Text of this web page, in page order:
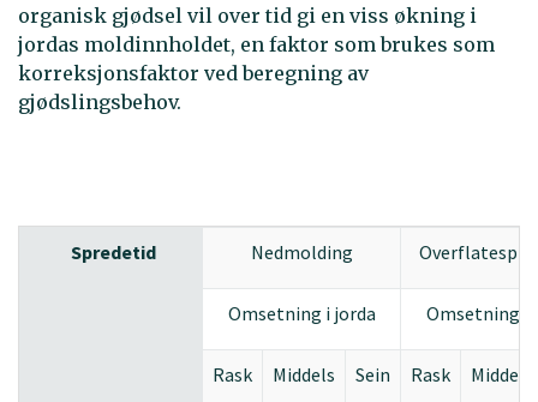
organisk gjødsel vil over tid gi en viss økning i
jordas moldinnholdet, en faktor som brukes som
korreksjonsfaktor ved beregning av
gjødslingsbehov.
Spredetid Nedmolding
Omsetning i jorda Omsetning i
Rask Middels Sein Rask Middels